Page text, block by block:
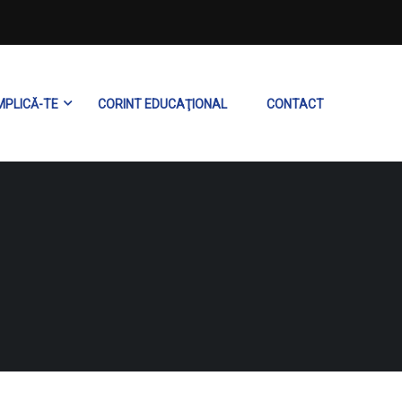
TE CORINT EDUCAŢIONAL CONTACT